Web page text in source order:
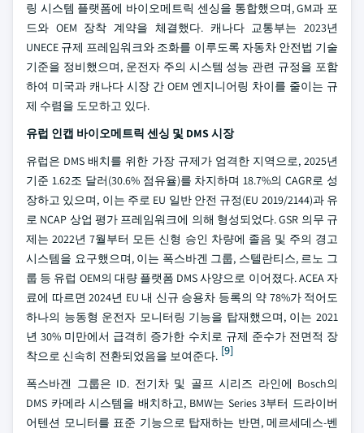
링 시스템 플랫폼에 바이오메트릭 센싱을 통합했으며, GM과 포
드와 OEM 장착 계약을 체결했다. 캐나다 교통부는 2023년
UNECE 규제 프레임워크와 조화를 이루도록 자동차 안전법 기술
기준을 정비했으며, 운전자 주의 시스템 성능 관련 규정을 포함
하여 미국과 캐나다 시장 간 OEM 엔지니어링 차이를 줄이는 규
제 수렴을 도모하고 있다.
유럽 인캡 바이오메트릭 센싱 및 DMS 시장
유럽은 DMS 배치를 위한 가장 규제가 엄격한 지역으로, 2025년
기준 1.62조 달러(30.6% 점유율)를 차지하며 18.7%의 CAGR로 성
장하고 있으며, 이는 주로 EU 일반 안전 규정(EU 2019/2144)과 유
로 NCAP 상업 평가 프레임워크에 의해 형성되었다. GSR 의무 규
제는 2022년 7월부터 모든 신형 승인 차량에 졸음 및 주의 경고
시스템을 요구했으며, 이는 폭스바겐 그룹, 스텔란티스, 르노 그
룹 등 유럽 OEM의 대량 플랫폼 DMS 사양으로 이어졌다. ACEA 자
료에 따르면 2024년 EU 내 신규 승용차 등록의 약 78%가 적어도
하나의 능동형 운전자 모니터링 기능을 탑재했으며, 이는 2021
년 30% 미만에서 급격히 증가한 수치로 규제 준수가 전면적 장
착으로 신속히 전환되었음을 보여준다. [9]
폭스바겐 그룹은 ID. 전기차 및 골프 시리즈 라인에 Bosch의
DMS 카메라 시스템을 배치하고, BMW는 Series 3부터 드라이버
어텐션 모니터를 표준 기능으로 탑재하는 반면, 메르세데스-벤